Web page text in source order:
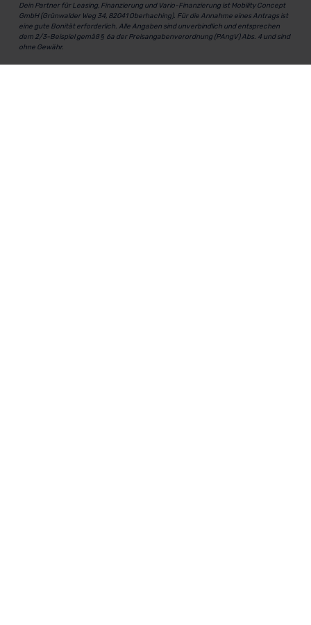
Dein Partner für Leasing, Finanzierung und Vario-Finanzierung ist Mobility Concept
GmbH (Grünwalder Weg 34, 82041 Oberhaching). Für die Annahme eines Antrags ist
eine gute Bonität erforderlich. Alle Angaben sind unverbindlich und entsprechen
dem 2/3-Beispiel gemäß § 6a der Preisangabenverordnung (PAngV) Abs. 4 und sind
ohne Gewähr.